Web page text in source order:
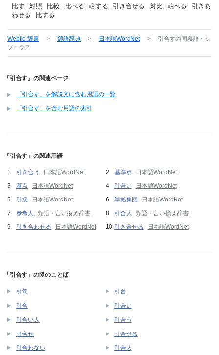
比す 対照 比較 比べる 較する 引き合せる 対比 較べる
引きあ
わせる
比する
Weblio 辞書 > 類語辞典 > 日本語WordNet > 引合すの同義語・シ
ソーラス
「引合す」の関連ページ
「引合す」を解説文に含む用語の一覧
「引合す」を含む用語の索引
「引合す」の関連用語
引き合う 日本語WordNet 基準点
日本語WordNet
基点
日本語WordNet 引合い
日本語WordNet
引接
日本語WordNet 準拠集団
日本語WordNet
参考人
類語・言い換え辞書 引合人
類語・言い換え辞書
引き合わせる
日本語WordNet 引き合せる 日本語WordNet
「引合す」の隣のことば
引句 引台
引合 引合い
引合い人 引合う
引合せ 引合せる
引合わない 引合人